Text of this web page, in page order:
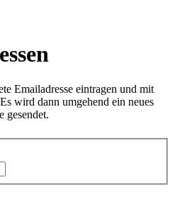
Emailadresse eintragen und mit
wird dann umgehend ein neues
gesendet.